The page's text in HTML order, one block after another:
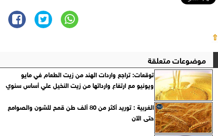
⇧
موضوعات متعلقة
توقعات: تراجع واردات الهند من زيت الطعام في مايو
ويونيو مع ارتفاع وارداتها من زيت النخيل علي أساس سنوي
الغربية : توريد أكثر من 80 ألف طن قمح للشون والصوامع
حتى الآن